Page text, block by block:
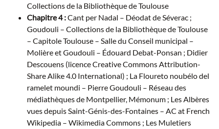
Collections de la Bibliothèque de Toulouse
Chapitre 4 :Cant per Nadal – Déodat de Séverac ;
Goudouli – Collections de la Bibliothèque de Toulouse
– Capitole Toulouse – Salle du Conseil municipal –
Molière et Goudouli – Édouard Debat-Ponsan ; Didier
Descouens (licence Creative Commons Attribution-
Share Alike 4.0 International) ; La Floureto noubélo del
ramelet moundi – Pierre Goudouli – Réseau des
médiathèques de Montpellier, Mémonum ; Les Albères
vues depuis Saint-Génis-des-Fontaines – AC at French
Wikipedia – Wikimedia Commons ; Les Muletiers